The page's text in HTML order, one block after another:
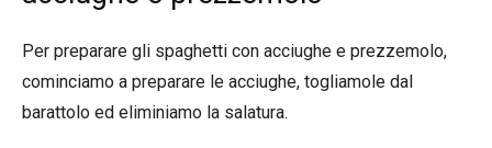
Per preparare gli spaghetti con acciughe e prezzemolo,
cominciamo a preparare le acciughe, togliamole dal
barattolo ed eliminiamo la salatura.